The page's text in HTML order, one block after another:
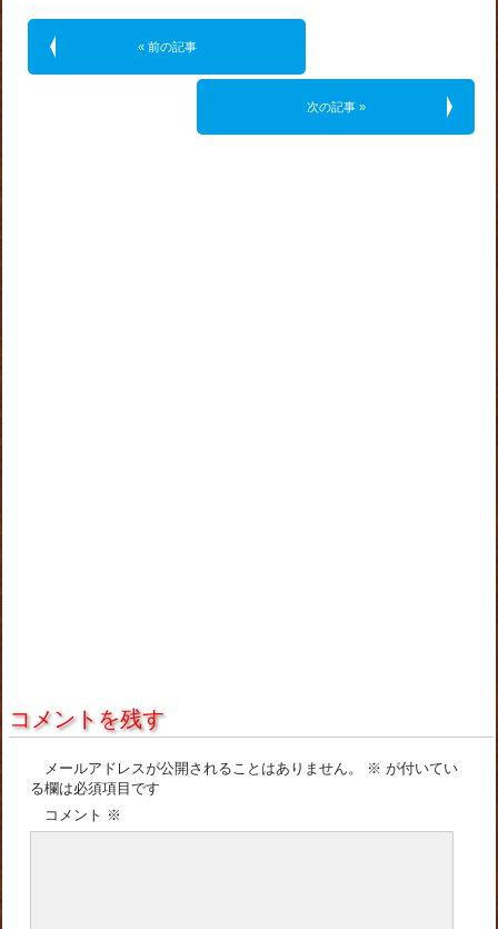
« 前の記事
次の記事 »
コメントを残す
メールアドレスが公開されることはありません。 ※ が付いてい
る欄は必須項目です
コメント ※